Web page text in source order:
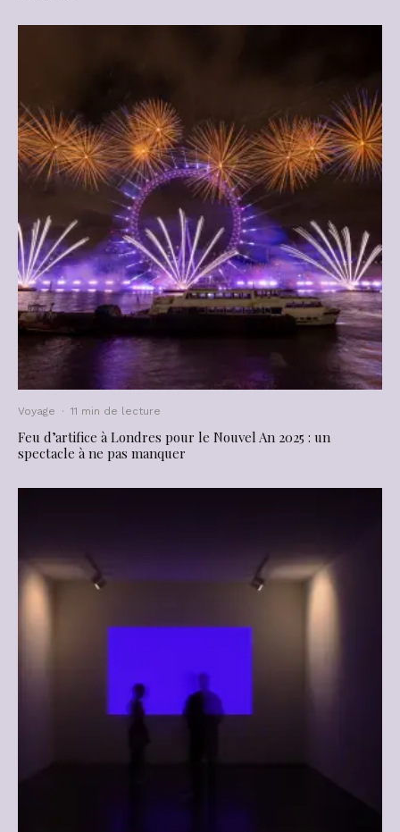
Voyage · 11 min de lecture
Feu d’artifice à Londres pour le Nouvel An 2025 : un
spectacle à ne pas manquer